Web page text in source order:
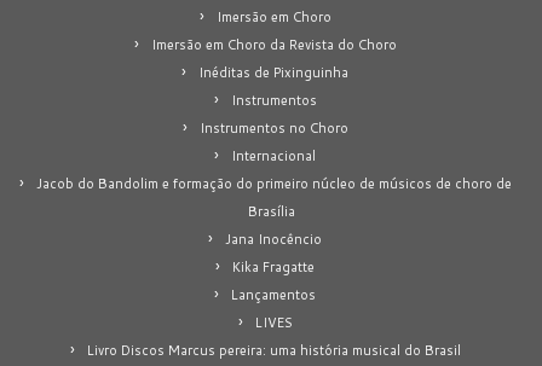
Imersão em Choro
Imersão em Choro da Revista do Choro
Inéditas de Pixinguinha
Instrumentos
Instrumentos no Choro
Internacional
Jacob do Bandolim e formação do primeiro núcleo de músicos de choro de
Brasília
Jana Inocêncio
Kika Fragatte
Lançamentos
LIVES
Livro Discos Marcus pereira: uma história musical do Brasil